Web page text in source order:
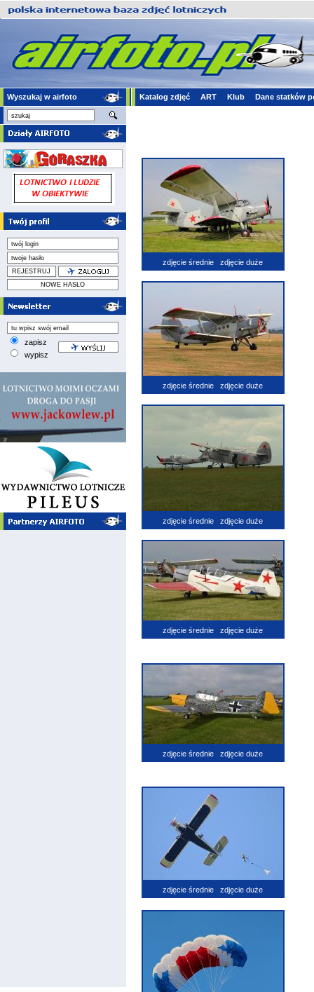
Wyszukaj w airfoto Katalog zdjęć ART Klub Dane statków
zapisz
wypisz
zdjęcie średnie zdjęcie duże
zdjęcie średnie zdjęcie duże
zdjęcie średnie zdjęcie duże
zdjęcie średnie zdjęcie duże
zdjęcie średnie zdjęcie duże
zdjęcie średnie zdjęcie duże